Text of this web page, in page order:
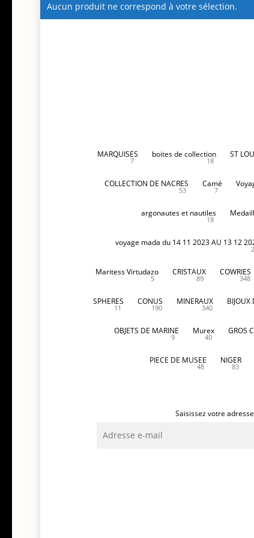
Aucun produit ne correspond à votre sélection.
MARQUISES
7
boites de collection
18
ST
COLLECTION DE NACRES
53
Camé
7
argonautes et nautiles
18
voyage mada du 14 11 2023 AU 13 12
Maritess Virtudazo
5
CRISTAUX
89
COWRIES
348
SPHERES
11
CONUS
190
MINERAUX
340
BIJOUX
OBJETS DE MARINE
9
Murex
40
GROS
PIECE DE MUSEE
48
NIGER
83
Saisissez votre